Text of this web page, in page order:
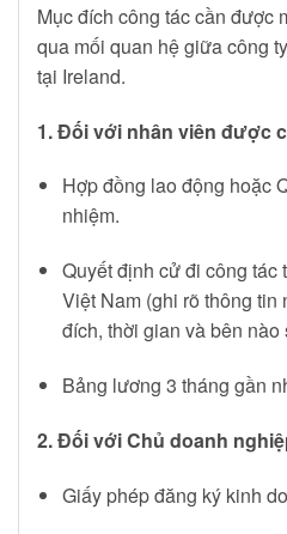
Mục đích công tác cần được
qua mối quan hệ giữa công
tại Ireland.
1. Đối với nhân viên được
Hợp đồng lao động hoặc
nhiệm.
Quyết định cử đi công tác
Việt Nam (ghi rõ thông
đích, thời gian và bên nào
Bảng lương 3 tháng gần
2. Đối với Chủ doanh
Giấy phép đăng ký kinh